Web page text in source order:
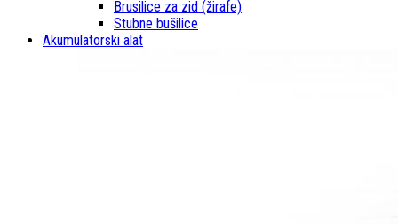
Brusilice za zid (žirafe)
Stubne bušilice
Akumulatorski alat